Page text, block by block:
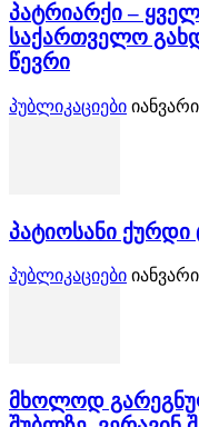
პატრიარქი –
საქართველო
წევრი
პუბლიკაციები
პატიოსანი ქურდი
პუბლიკაციები
მხოლოდ